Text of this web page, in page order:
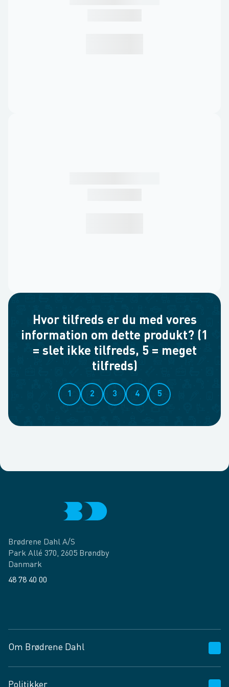
Hvor tilfreds er du med vores
information om dette produkt? (1
= slet ikke tilfreds, 5 = meget
tilfreds)
1 2 3 4 5
Brødrene Dahl A/S
Park Allé 370, 2605 Brøndby
Danmark
48 78 40 00
Om Brødrene Dahl
Politikker